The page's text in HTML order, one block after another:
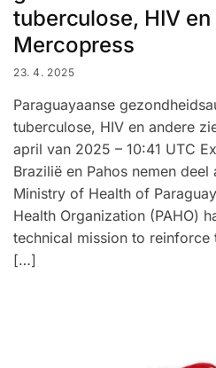
tuberculose, HIV
Mercopress
23. 4. 2025
Paraguayaanse
tuberculose, HIV en andere
april van 2025 – 10:41 UTC
Brazilië en Pahos nemen
Ministry of Health of
Health Organization (PAHO)
technical mission to reinforce
[…]